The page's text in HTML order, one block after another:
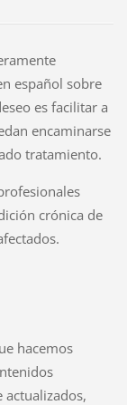
español sobre
es facilitar a
encaminarse
tratamiento.
crónica de
hacemos
actualizados,